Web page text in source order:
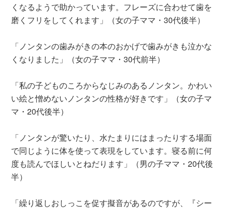
くなるようで助かっています。フレーズに合わせて歯を
磨くフリをしてくれます」（女の子ママ・30代後半）
「ノンタンの歯みがきの本のおかげで歯みがきも泣かな
くなりました」（女の子ママ・30代前半）
「私の子どものころからなじみのあるノンタン。かわい
い絵と憎めないノンタンの性格が好きです」（女の子マ
マ・20代後半）
「ノンタンが驚いたり、水たまりにはまったりする場面
で同じように体を使って表現をしています。寝る前に何
度も読んでほしいとねだります」（男の子ママ・20代後
半）
「繰り返しおしっこを促す擬音があるのですが、『シー